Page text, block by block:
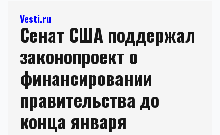
Vesti.ru
Сенат США поддержал
законопроект о
финансировании
правительства до
конца января